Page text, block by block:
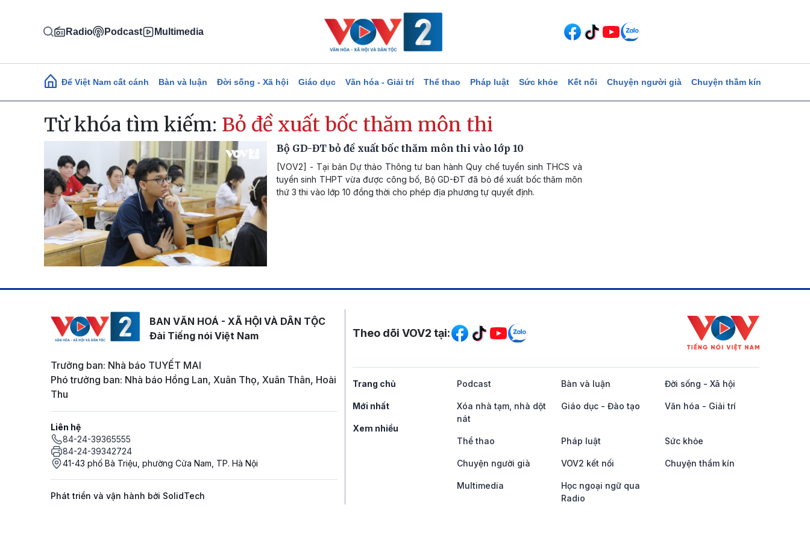
Radio Podcast Multimedia
Main navigation
Để Việt Nam cất cánh Bàn và luận Đời sống - Xã hội Giáo dục Văn hóa - Giải trí Thể thao Pháp luật Sức khỏe Kết nối Chuyện người già Chuyện thầm kín
Từ khóa tìm kiếm: Bỏ đề xuất bốc thăm môn thi
Bộ GD-ĐT bỏ đề xuất bốc thăm môn thi vào lớp 10
[VOV2] - Tại bản Dự thảo Thông tư ban hành Quy chế tuyển sinh THCS và
tuyển sinh THPT vừa được công bố, Bộ GD-ĐT đã bỏ đề xuất bốc thăm môn
thứ 3 thi vào lớp 10 đồng thời cho phép địa phương tự quyết định.
BAN VĂN HOÁ - XÃ HỘI VÀ DÂN TỘC
Đài Tiếng nói Việt Nam
Trưởng ban: Nhà báo TUYẾT MAI
Phó trưởng ban: Nhà báo Hồng Lan, Xuân Thọ, Xuân Thân, Hoài
Thu
Liên hệ
84-24-39365555
84-24-39342724
41-43 phố Bà Triệu, phường Cửa Nam, TP. Hà Nội
Phát triển và vận hành bởi SolidTech
Mạng xã hội
Theo dõi VOV2 tại:
Trang chủ
Mới nhất
Xem nhiều
Podcast Bàn và luận Đời sống - Xã hội
Xóa nhà tạm, nhà dột
nát
Giáo dục - Đào tạo Văn hóa - Giải trí
Thể thao Pháp luật Sức khỏe
Chuyện người già VOV2 kết nối Chuyện thầm kín
Multimedia
Học ngoại ngữ qua
Radio